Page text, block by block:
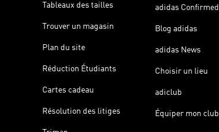
Tableaux des tailles
Trouver un magasin
Plan du site
Réduction Étudiants
Cartes cadeau
Résolution des litiges
adidas Confirmed
Blog adidas
adidas News
Choisir un lieu
adiclub
Équiper mon club